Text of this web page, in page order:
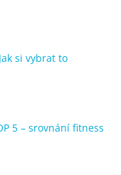
si vybrat to
5 – srovnání fitness